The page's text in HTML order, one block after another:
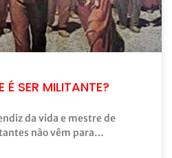
SER MILITANTE?
da vida e mestre de
não vêm para…